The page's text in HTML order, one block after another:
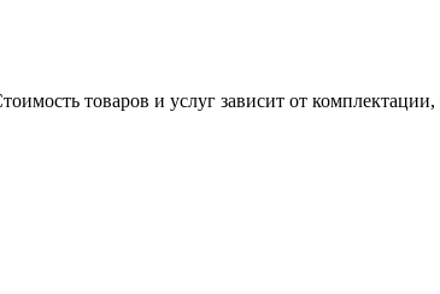
товаров и услуг зависит от